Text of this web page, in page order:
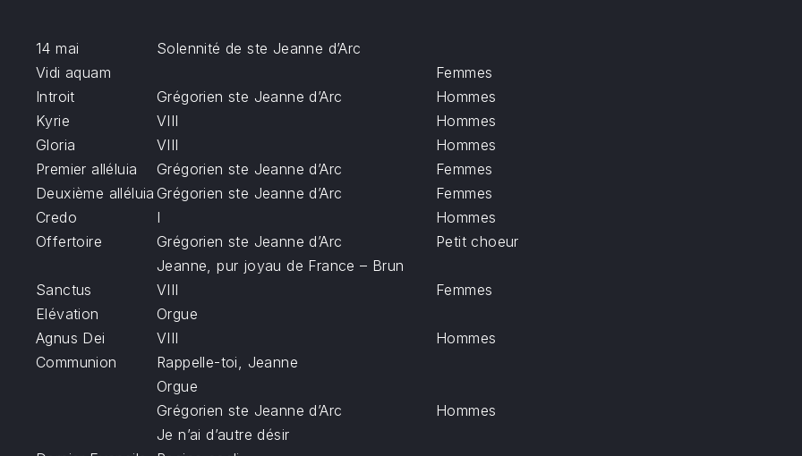
14 mai
Solennité de ste Jeanne d’Arc
Vidi aquam
Femmes
Introit
Grégorien ste Jeanne d’Arc
Hommes
Kyrie
VIII
Hommes
Gloria
VIII
Hommes
Premier alléluia
Grégorien ste Jeanne d’Arc
Femmes
Deuxième alléluia Grégorien ste Jeanne d’Arc
Femmes
Credo
I
Hommes
Offertoire
Grégorien ste Jeanne d’Arc
Petit choeur
Jeanne, pur joyau de France – Brun
Sanctus
VIII
Femmes
Elévation
Orgue
Agnus Dei
VIII
Hommes
Communion
Rappelle-toi, Jeanne
Orgue
Grégorien ste Jeanne d’Arc
Hommes
Je n’ai d’autre désir